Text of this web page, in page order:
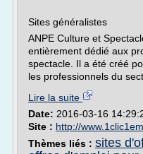
Sites généralistes
ANPE Culture et
entièrement dédié aux
spectacle. Il a été créé
les professionnels du
Lire la suite
Date: 2016-03-16
Site : http://
Thèmes liés : sites